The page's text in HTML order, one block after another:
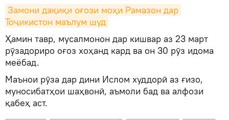
Замони дақиқи оғози моҳи Рамазон дар
Тоҷикистон маълум шуд
Ҳамин тавр, мусалмонон дар кишвар аз 23 март
рӯзадориро оғоз хоҳанд кард ва он 30 рӯз идома
меёбад.
Маънои рӯза дар дини Ислом худдорӣ аз ғизо,
муносибатҳои шаҳвонӣ, аъмоли бад ва алфози
қабеҳ аст.